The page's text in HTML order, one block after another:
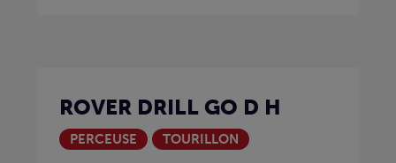
ROVER DRILL GO D H
PERCEUSE TOURILLON